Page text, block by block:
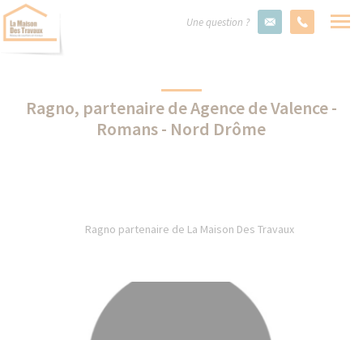
Une question ?
Ragno, partenaire de Agence de Valence -
Romans - Nord Drôme
Ragno partenaire de La Maison Des Travaux